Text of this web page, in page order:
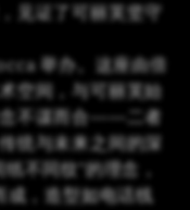
见证了可丽芙坚守
举办。这座由倍
空间，与可丽芙始
不谋而合——二者
统与未来之间的深
不同纹”的理念，
，造型如电话线